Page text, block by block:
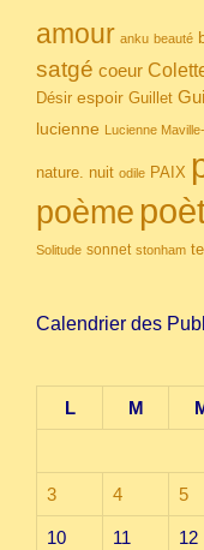
amour anku beauté
satgé coeur
Désir espoir Guillet
lucienne Lucienne
nature. nuit odile PAIX
poème
Solitude sonnet stonham
Calendrier des
L
M
3 4 5
10 11 12